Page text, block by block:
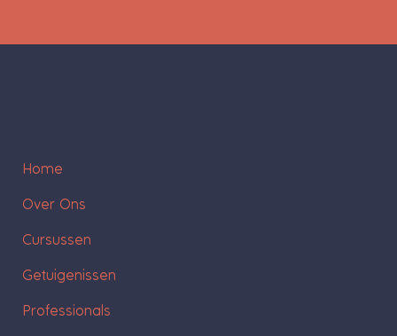
Home
Over Ons
Cursussen
Getuigenissen
Professionals